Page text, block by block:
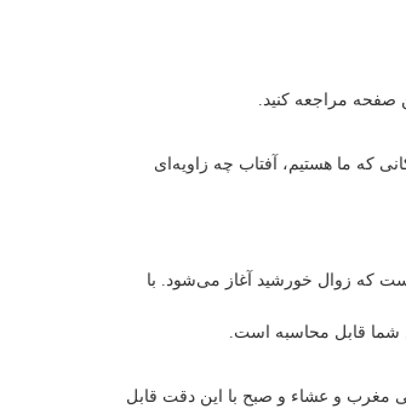
صفحه مراجعه کنید.
که ما هستیم، آفتاب چه زاویه‌ای
نیز «ظهر» شرعی است که زوال خورشید آغاز می‌شود. با
شما قابل محاسبه است.
مغرب و عشاء و صبح با این دقت قابل